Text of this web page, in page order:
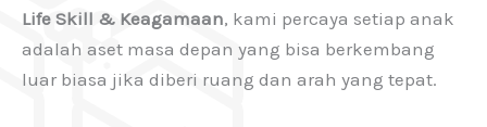
Life Skill & Keagamaan, kami percaya setiap anak
adalah aset masa depan yang bisa berkembang
luar biasa jika diberi ruang dan arah yang tepat.